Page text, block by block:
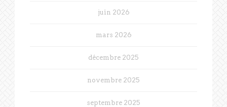
juin 2026
mars 2026
décembre 2025
novembre 2025
septembre 2025